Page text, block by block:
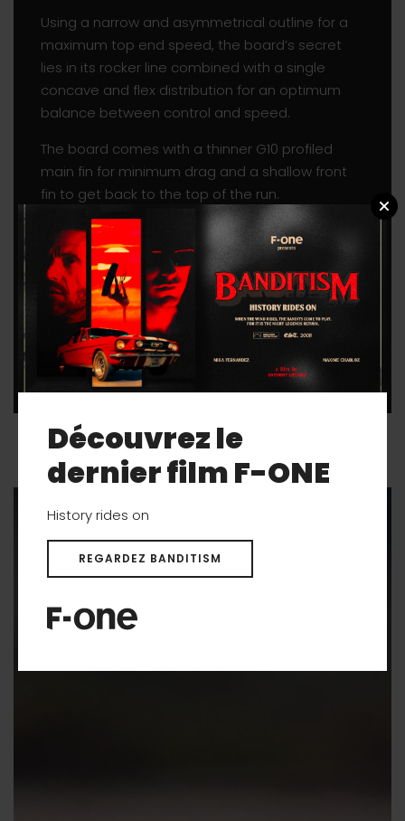
Using a narrow and asymmetrical outline for a
maximum top end speed, the board’s secret
lies in its rocker line combined with a single
concave and flex distribution for an optimum
balance between control and speed.
The board comes with a thinner G10 profiled
main fin for minimum drag and a shallow front
fin to get back to the top of the run.
Available in starboard or portside
configurations, this board will tear up your spot
as soon as the wind starts revving up!
Dimensions 157 X 29 CM
Weight 2.3 KG
Galerie
Découvrez le
dernier film F-ONE
History rides on
REGARDEZ BANDITISM